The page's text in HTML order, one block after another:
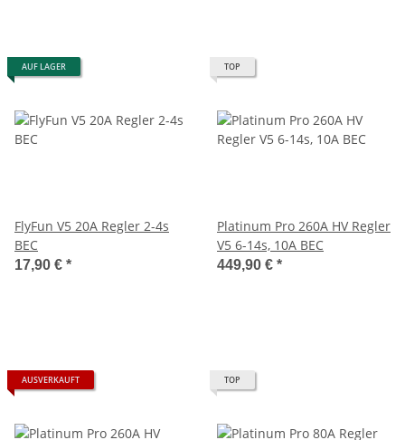
AUF LAGER
FlyFun V5 20A Regler 2-4s
BEC
17,90 € *
TOP
Platinum Pro 260A HV Regler
V5 6-14s, 10A BEC
449,90 € *
AUSVERKAUFT TOP